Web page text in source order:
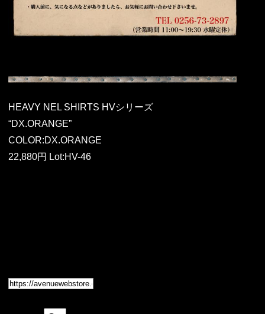
HEAVY NEL SHIRTS HVシリーズ
“DX.ORANGE”
COLOR:DX.ORANGE
22,880円 Lot:HV-46